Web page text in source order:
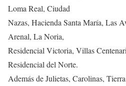
Loma Real, Ciudad
Nazas, Hacienda Santa María, Las
Arenal, La Noria,
Residencial Victoria, Villas
Residencial del Norte.
Además de Julietas, Carolinas,